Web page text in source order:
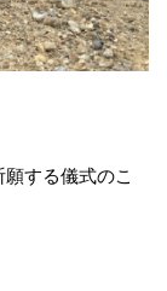
する儀式のこ